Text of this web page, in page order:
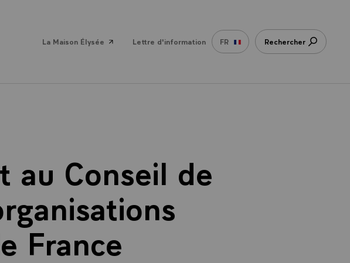
La Maison Élysée Lettre d'information FR Rechercher
au Conseil de
France